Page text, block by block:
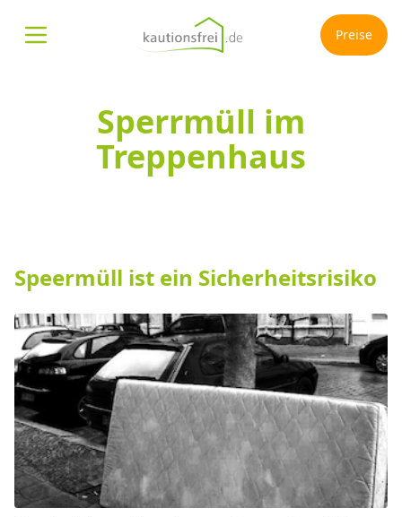
Menü öffnen Preise
Sperrmüll im
Treppenhaus
Speermüll ist ein Sicherheitsrisiko